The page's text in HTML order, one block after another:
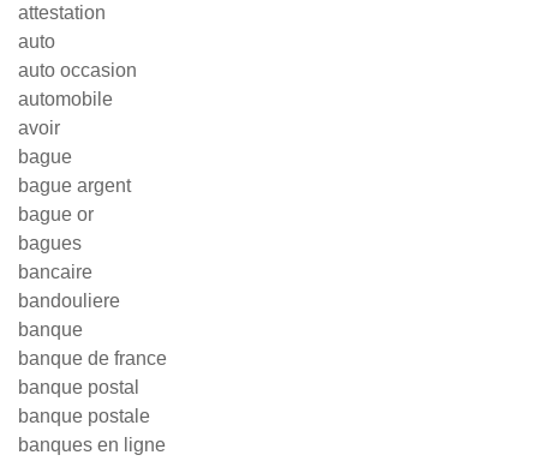
attestation
auto
auto occasion
automobile
avoir
bague
bague argent
bague or
bagues
bancaire
bandouliere
banque
banque de france
banque postal
banque postale
banques en ligne